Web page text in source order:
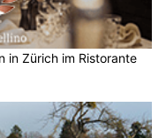
in Zürich im Ristorante